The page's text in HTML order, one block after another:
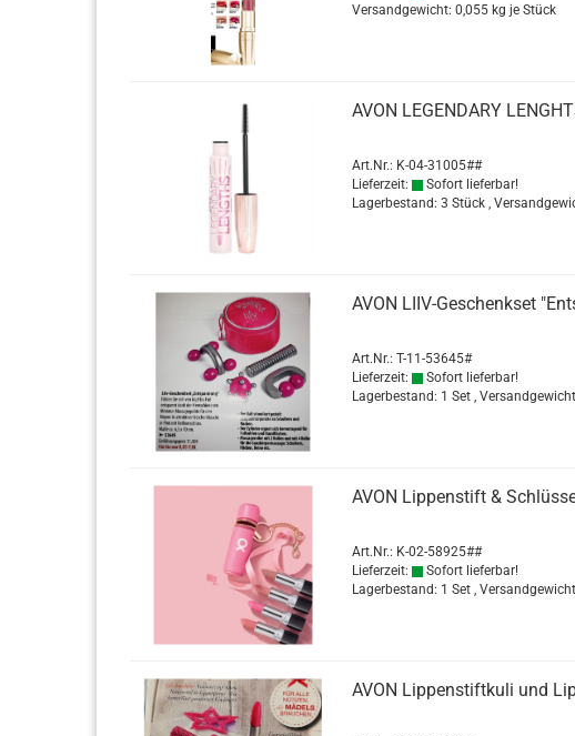
Versandgewicht: 0,055 kg je Stück
AVON LE­GEN­DA­RY
Art.Nr.: K-04-31005##
Lieferzeit:
Sofort lieferbar!
Lagerbestand: 3 Stück ,
AVON LIIV-​Ge­schenk­set
Art.Nr.: T-11-53645#
Lieferzeit:
Sofort lieferbar!
Lagerbestand: 1 Set ,
AVON Lip­pen­stift &
Art.Nr.: K-02-58925##
Lieferzeit:
Sofort lieferbar!
Lagerbestand: 1 Set ,
AVON Lip­pen­stift­ku­li und